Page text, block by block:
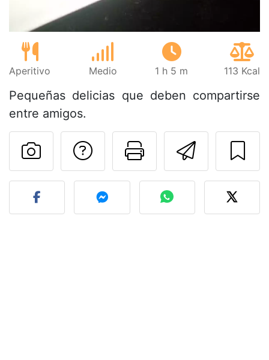
Aperitivo Medio 1 h 5 m 113 Kcal
Pequeñas delicias que deben compartirse
entre amigos.
Imprimir
Preguntar al autor
Publicar la foto de esta